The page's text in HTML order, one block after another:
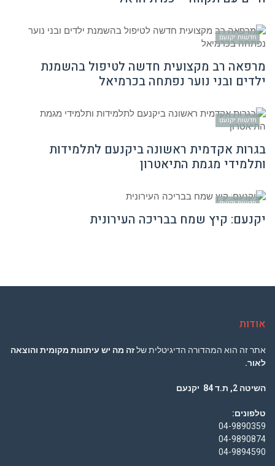
חדשות יקנעם
מרפאה רב מקצועית חדשה לטיפול בהשמנת
ילדים ובני נוער נפתחה בכרמיאל
חדשות יקנעם
בגרות אקדמית ראשונה ביקנעם לתלמידות
ותלמידי מגמת התיאטרון
חדשות יקנעם
יקנעם: קיץ שמח בבריכה העירונית
אודות
אתר זה הוא המהדורה הדיגיטלית שלזה מה יש עיתונות מקומית והוצאה
לאור.
השיטה 2, ת.ד 84 יקנעם
טלפונים:
04-9890359
04-9890874
04-9894590